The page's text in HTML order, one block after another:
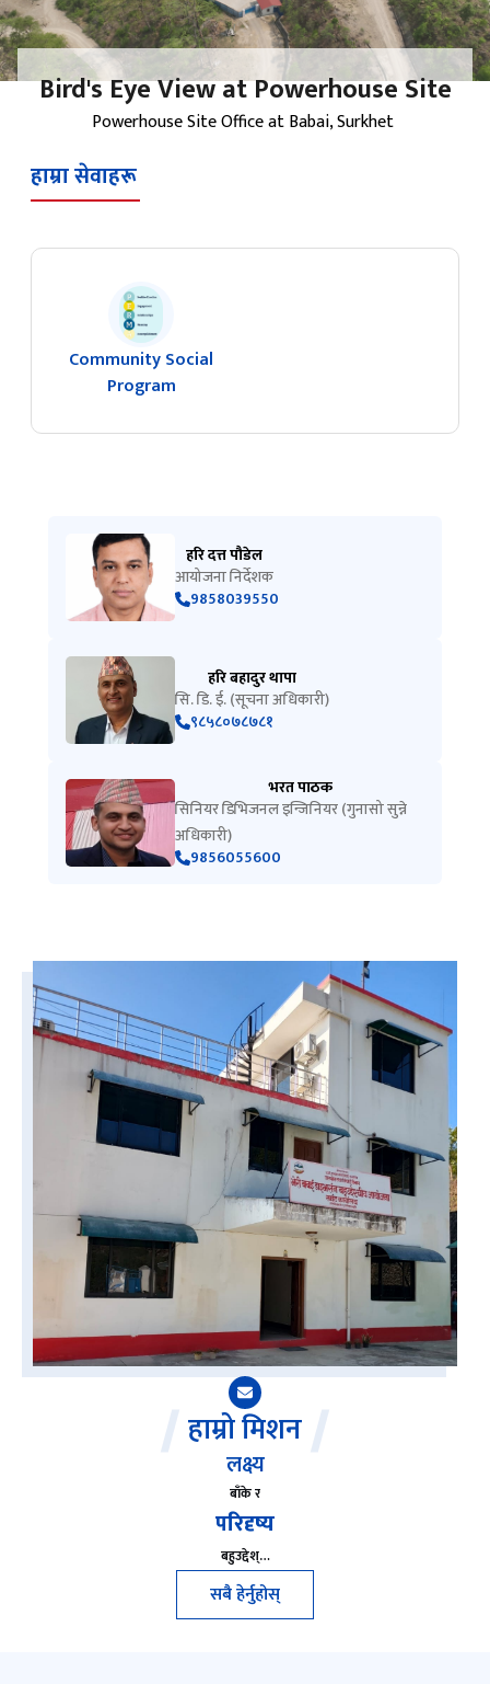
Bird's Eye View at Powerhouse Site
Powerhouse Site Office at Babai, Surkhet
हाम्रा सेवाहरू
Community Social
Program
हरि दत्त पौडेल
आयोजना निर्देशक
9858039550
हरि बहादुर थापा
सि. डि. ई. (सूचना अधिकारी)
९८५८०७८७८१
भरत पाठक
सिनियर डिभिजनल इन्जिनियर (गुनासो सुन्ने
अधिकारी)
9856055600
हाम्रो मिशन
लक्ष्य
बाँके र
परिदृष्य
बहुउद्देश्…
सबै हेर्नुहोस्